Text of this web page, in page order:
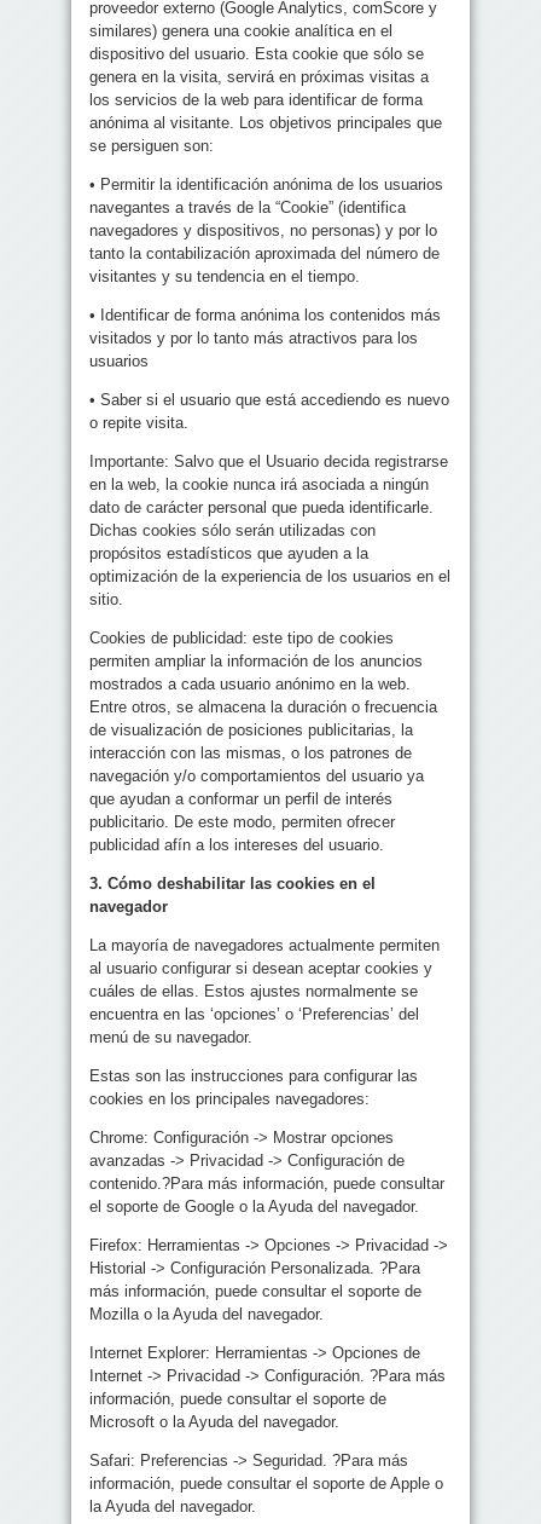
proveedor externo (Google Analytics, comScore y
similares) genera una cookie analítica en el
dispositivo del usuario. Esta cookie que sólo se
genera en la visita, servirá en próximas visitas a
los servicios de la web para identificar de forma
anónima al visitante. Los objetivos principales que
se persiguen son:
• Permitir la identificación anónima de los usuarios
navegantes a través de la “Cookie” (identifica
navegadores y dispositivos, no personas) y por lo
tanto la contabilización aproximada del número de
visitantes y su tendencia en el tiempo.
• Identificar de forma anónima los contenidos más
visitados y por lo tanto más atractivos para los
usuarios
• Saber si el usuario que está accediendo es nuevo
o repite visita.
Importante: Salvo que el Usuario decida registrarse
en la web, la cookie nunca irá asociada a ningún
dato de carácter personal que pueda identificarle.
Dichas cookies sólo serán utilizadas con
propósitos estadísticos que ayuden a la
optimización de la experiencia de los usuarios en el
sitio.
Cookies de publicidad: este tipo de cookies
permiten ampliar la información de los anuncios
mostrados a cada usuario anónimo en la web.
Entre otros, se almacena la duración o frecuencia
de visualización de posiciones publicitarias, la
interacción con las mismas, o los patrones de
navegación y/o comportamientos del usuario ya
que ayudan a conformar un perfil de interés
publicitario. De este modo, permiten ofrecer
publicidad afín a los intereses del usuario.
3. Cómo deshabilitar las cookies en el
navegador
La mayoría de navegadores actualmente permiten
al usuario configurar si desean aceptar cookies y
cuáles de ellas. Estos ajustes normalmente se
encuentra en las ‘opciones’ o ‘Preferencias’ del
menú de su navegador.
Estas son las instrucciones para configurar las
cookies en los principales navegadores:
Chrome: Configuración -> Mostrar opciones
avanzadas -> Privacidad -> Configuración de
contenido.?Para más información, puede consultar
el soporte de Google o la Ayuda del navegador.
Firefox: Herramientas -> Opciones -> Privacidad ->
Historial -> Configuración Personalizada. ?Para
más información, puede consultar el soporte de
Mozilla o la Ayuda del navegador.
Internet Explorer: Herramientas -> Opciones de
Internet -> Privacidad -> Configuración. ?Para más
información, puede consultar el soporte de
Microsoft o la Ayuda del navegador.
Safari: Preferencias -> Seguridad. ?Para más
información, puede consultar el soporte de Apple o
la Ayuda del navegador.